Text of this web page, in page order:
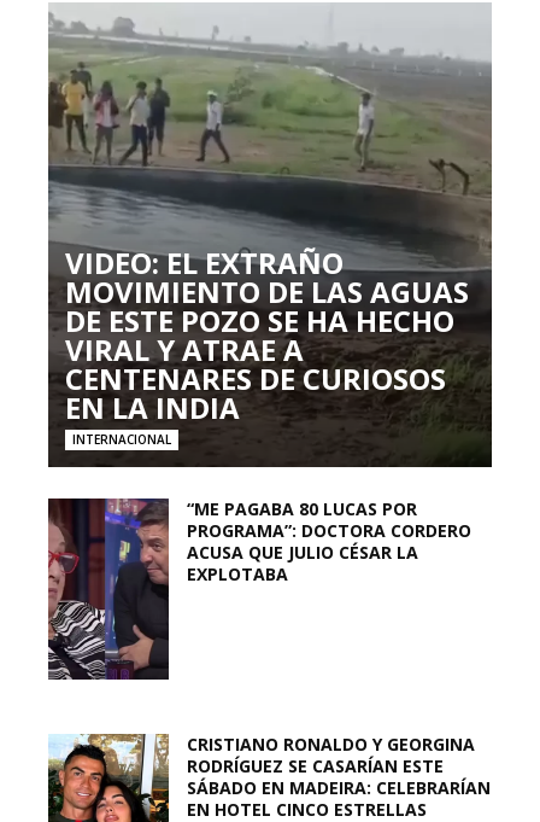
VIDEO: EL EXTRAÑO
MOVIMIENTO DE LAS AGUAS
DE ESTE POZO SE HA HECHO
VIRAL Y ATRAE A
CENTENARES DE CURIOSOS
EN LA INDIA
INTERNACIONAL
“ME PAGABA 80 LUCAS POR
PROGRAMA”: DOCTORA CORDERO
ACUSA QUE JULIO CÉSAR LA
EXPLOTABA
CRISTIANO RONALDO Y GEORGINA
RODRÍGUEZ SE CASARÍAN ESTE
SÁBADO EN MADEIRA: CELEBRARÍAN
EN HOTEL CINCO ESTRELLAS